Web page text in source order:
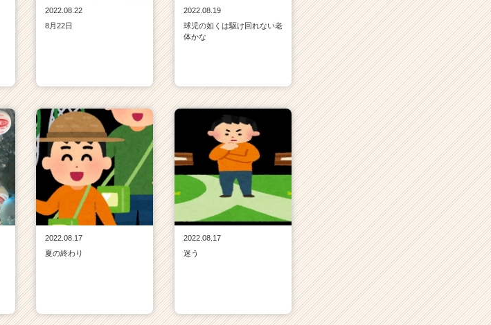
2022.08.22
8月22日
2022.08.19
球児の如くは駆け回れない老
体かな
2022.08.17
夏の終わり
2022.08.17
迷う